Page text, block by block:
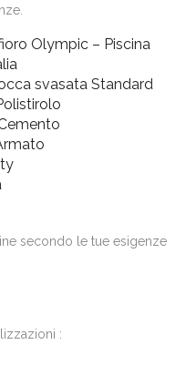
Olympic – Piscina
svasata Standard
secondo le tue esigenze
: